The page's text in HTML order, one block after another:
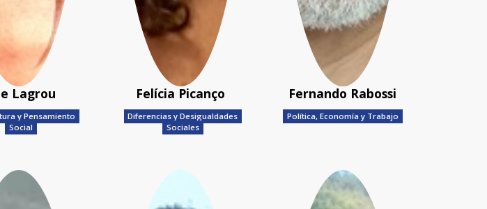
Lagrou
y Pensamiento
Social
Felícia Picanço
Diferencias y Desigualdades
Sociales
Fernando Rabossi
Política, Economía y Trabajo